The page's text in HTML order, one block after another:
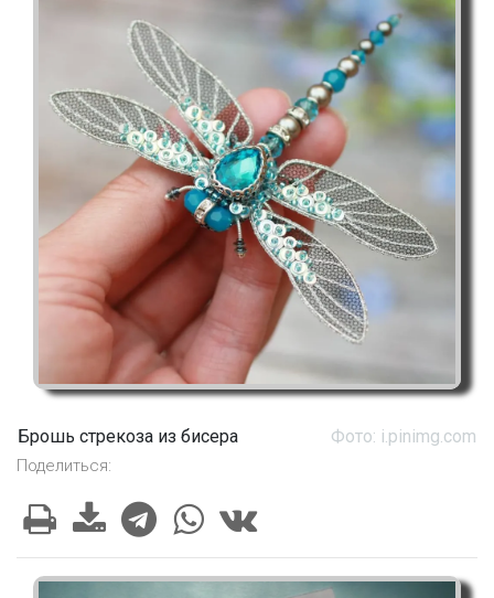
Брошь стрекоза из бисера Фото: i.pinimg.com
Поделиться: